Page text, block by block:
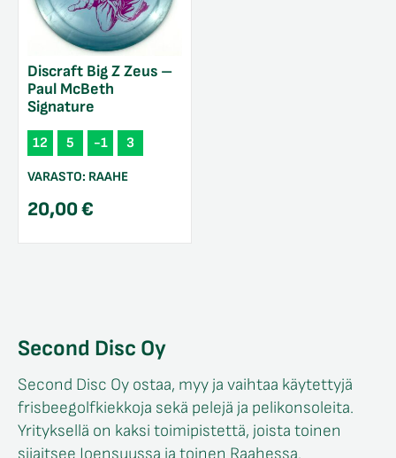
Discraft Big Z Zeus –
Paul McBeth
Signature
12 5 -1 3
VARASTO: RAAHE
20,00€
Second Disc Oy
Second Disc Oy ostaa, myy ja vaihtaa käytettyjä
frisbeegolfkiekkoja sekä pelejä ja pelikonsoleita.
Yrityksellä on kaksi toimipistettä, joista toinen